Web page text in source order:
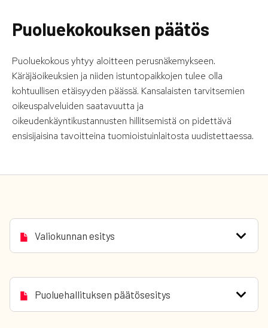
Puoluekokouksen päätös
Puoluekokous yhtyy aloitteen perusnäkemykseen.
Käräjäoikeuksien ja niiden istuntopaikkojen tulee olla
kohtuullisen etäisyyden päässä. Kansalaisten tarvitsemien
oikeuspalveluiden saatavuutta ja
oikeudenkäyntikustannusten hillitsemistä on pidettävä
ensisijaisina tavoitteina tuomioistuinlaitosta uudistettaessa.
Valiokunnan esitys
Puoluehallituksen päätösesitys